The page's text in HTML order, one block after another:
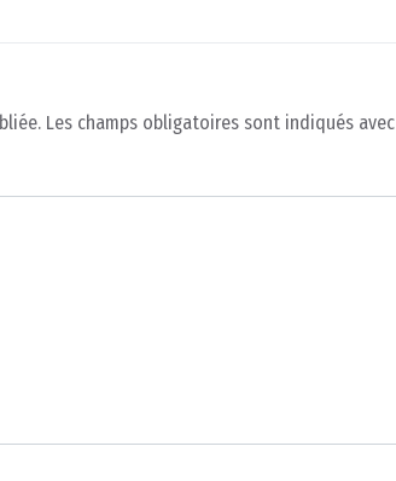
Les champs obligatoires sont indiqués avec